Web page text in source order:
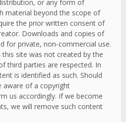
or any form of
material beyond the scope of
the prior written consent of
Downloads and copies of
for private, non-commercial use.
site was not created by the
third parties are respected. In
is identified as such. Should
aware of a copyright
us accordingly. If we become
we will remove such content